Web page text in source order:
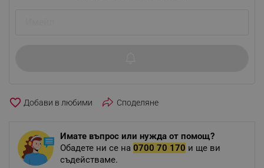
favorite_border Споделяне
Имате въпрос или нужда от помощ?
Обадете ни се на 0700 70 170 и ще ви
съдействаме.